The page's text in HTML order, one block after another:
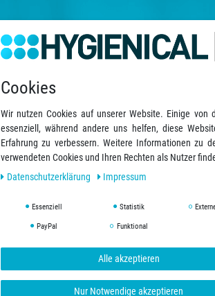
Informationen
Zahlungsarten
Warenkorb
Newsletter
Abonnieren Sie
Sonderaktionen
E-MAIL **
Hiermit bestätige ich,
Versandoptionen
Cookies
Wir nutzen Cookies auf unserer Website. Einige von
essenziell, während andere uns helfen, diese
Erfahrung zu verbessern. Weitere Informationen zu
verwendeten Cookies und Ihren Rechten als Nutzer
Daten­schutz­erklärung
Impressum
Essenziell Statistik
PayPal Funktional
Alle akzeptieren
Nur Notwendige akzeptieren